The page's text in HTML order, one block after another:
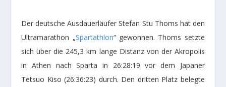
Der deutsche Ausdauerläufer Stefan Stu Thoms hat den
Ultramarathon „Spartathlon“ gewonnen. Thoms setzte
sich über die 245,3 km lange Distanz von der Akropolis
in Athen nach Sparta in 26:28:19 vor dem Japaner
Tetsuo Kiso (26:36:23) durch. Den dritten Platz belegte